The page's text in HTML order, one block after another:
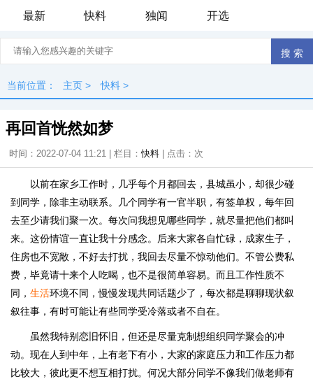
最新
快料 独闻 开选
当前位置： 主页 > 快料 >
再回首恍然如梦
时间：2022-07-04 11:21 | 栏目：快料 | 点击： 次
以前在家乡工作时，几乎每个月都回去，县城虽小，却很少碰
到同学，除非主动联系。几个同学有一官半职，有签单权，每年回
去至少请我们聚一次。每次问我想见哪些同学，就尽量把他们都叫
来。这份情谊一直让我十分感念。后来大家各自忙碌，成家生子，
住房也不宽敞，不好去打扰，我回去尽量不惊动他们。不管公费私
费，毕竟请十来个人吃喝，也不是很简单容易。而且工作性质不
同， 生活环境不同，慢慢发现共同话题少了，每次都是聊聊现状叙
叙往事，有时可能让有些同学受冷落或者不自在。
虽然我特别恋旧怀旧，但还是尽量克制想组织同学聚会的冲
动。现在人到中年，上有老下有小，大家的家庭压力和工作压力都
比较大，彼此更不想互相打扰。何况大部分同学不像我们做老师有